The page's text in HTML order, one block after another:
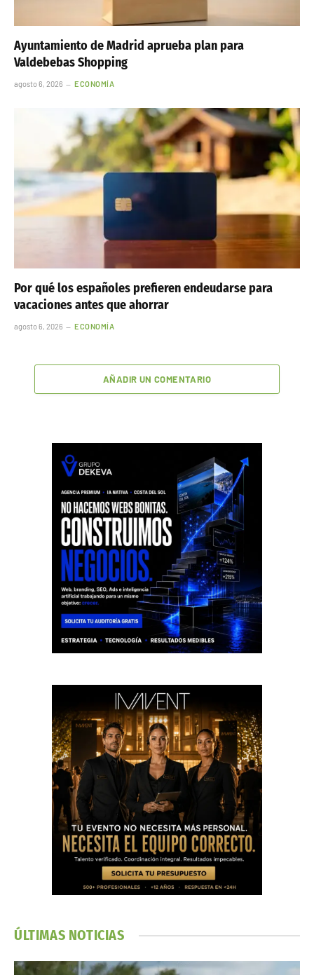
Ayuntamiento de Madrid aprueba plan para
Valdebebas Shopping
agosto 6, 2026 ECONOMÍA
Por qué los españoles prefieren endeudarse para
vacaciones antes que ahorrar
agosto 6, 2026 ECONOMÍA
AÑADIR UN COMENTARIO
ÚLTIMAS NOTICIAS